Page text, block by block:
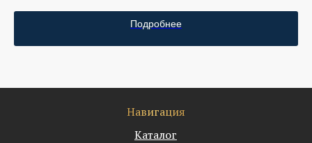
Подробнее
Навигация
Каталог